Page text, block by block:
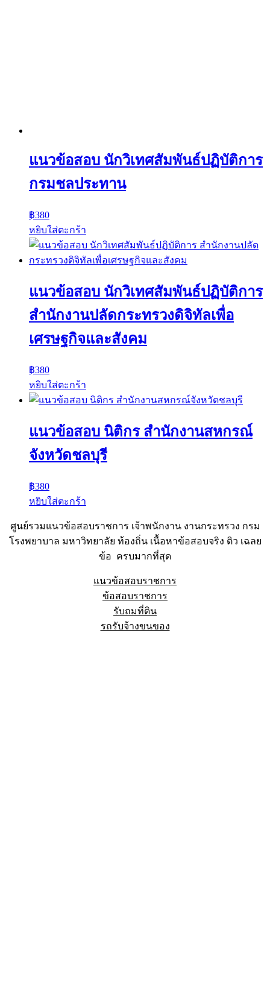
แนวข้อสอบ นักวิเทศสัมพันธ์ปฏิบัติการ
กรมชลประทาน
฿380
หยิบใส่ตะกร้า
แนวข้อสอบ นักวิเทศสัมพันธ์ปฏิบัติการ
สำนักงานปลัดกระทรวงดิจิทัลเพื่อ
เศรษฐกิจและสังคม
฿380
หยิบใส่ตะกร้า
แนวข้อสอบ นิติกร สำนักงานสหกรณ์
จังหวัดชลบุรี
฿380
หยิบใส่ตะกร้า
ศูนย์รวมแนวข้อสอบราชการ เจ้าพนักงาน งานกระทรวง กรม
โรงพยาบาล มหาวิทยาลัย ท้องถิ่น เนื้อหาข้อสอบจริง ติว เฉลย
ข้อ ครบมากที่สุด
แนวข้อสอบราชการ
ข้อสอบราชการ
รับถมที่ดิน
รถรับจ้างขนของ